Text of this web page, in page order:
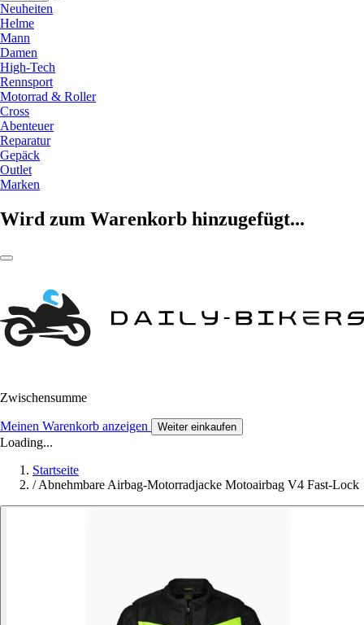
Neuheiten
Helme
Mann
Damen
High-Tech
Rennsport
Motorrad & Roller
Cross
Abenteuer
Reparatur
Gepäck
Outlet
Marken
Wird zum Warenkorb hinzugefügt...
Zwischensumme
Meinen Warenkorb anzeigen Weiter einkaufen
Loading...
Startseite
/ Abnehmbare Airbag-Motorradjacke Motoairbag V4 Fast-Lock